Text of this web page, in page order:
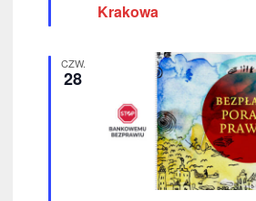
ó
ż
Krakowa
CZW.
28